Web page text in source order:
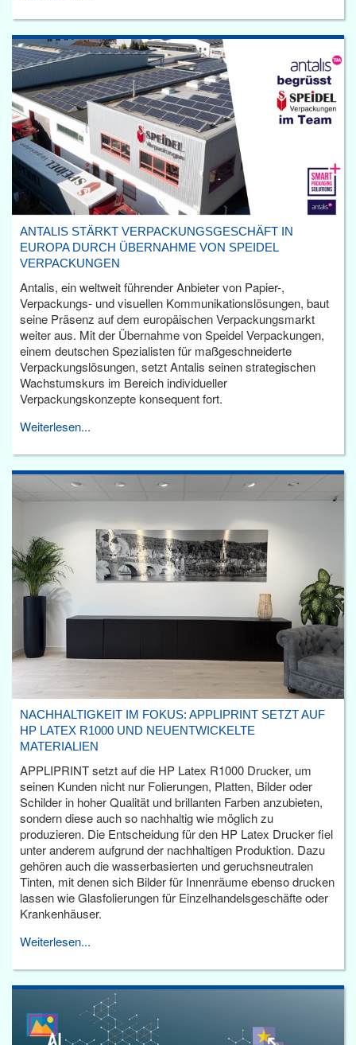
ANTALIS STÄRKT VERPACKUNGSGESCHÄFT IN
EUROPA DURCH ÜBERNAHME VON SPEIDEL
VERPACKUNGEN
Antalis, ein weltweit führender Anbieter von Papier-,
Verpackungs- und visuellen Kommunikationslösungen, baut
seine Präsenz auf dem europäischen Verpackungsmarkt
weiter aus. Mit der Übernahme von Speidel Verpackungen,
einem deutschen Spezialisten für maßgeschneiderte
Verpackungslösungen, setzt Antalis seinen strategischen
Wachstumskurs im Bereich individueller
Verpackungskonzepte konsequent fort.
Weiterlesen...
NACHHALTIGKEIT IM FOKUS: APPLIPRINT SETZT AUF
HP LATEX R1000 UND NEUENTWICKELTE
MATERIALIEN
APPLIPRINT setzt auf die HP Latex R1000 Drucker, um
seinen Kunden nicht nur Folierungen, Platten, Bilder oder
Schilder in hoher Qualität und brillanten Farben anzubieten,
sondern diese auch so nachhaltig wie möglich zu
produzieren. Die Entscheidung für den HP Latex Drucker fiel
unter anderem aufgrund der nachhaltigen Produktion. Dazu
gehören auch die wasserbasierten und geruchsneutralen
Tinten, mit denen sich Bilder für Innenräume ebenso drucken
lassen wie Glasfolierungen für Einzelhandelsgeschäfte oder
Krankenhäuser.
Weiterlesen...